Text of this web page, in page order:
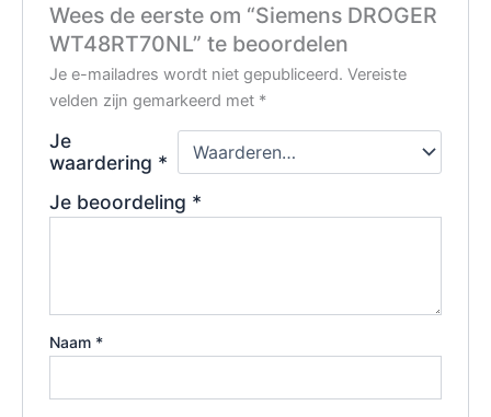
Wees de eerste om “Siemens DROGER
WT48RT70NL” te beoordelen
Je e-mailadres wordt niet gepubliceerd. Vereiste
velden zijn gemarkeerd met *
Je
waardering *
Je beoordeling *
Naam *